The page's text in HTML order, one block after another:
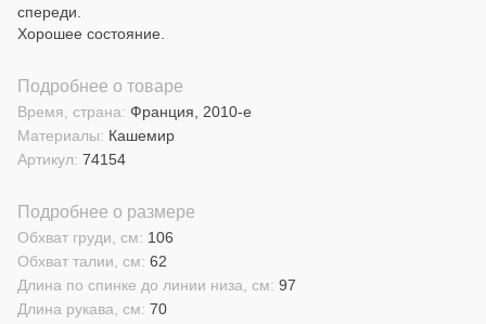
спереди.
Хорошее состояние.
Подробнее о товаре
Материалы: Кашемир
Время, страна: Франция, 2010-е
Артикул: 74154
Подробнее о размере
Длина рукава, см: 70
Длина по спинке до линии низа, см: 97
Обхват талии, см: 62
Обхват груди, см: 106